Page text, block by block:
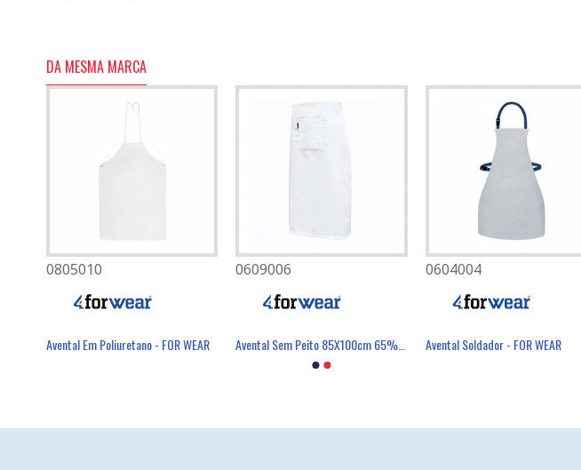
DA MESMA MARCA
0805010
Avental Em Poliuretano - FOR WEAR
0609006
Avental Sem Peito 85X100cm 65% Poliéster / 35% Algodão 200g/m² - FOR WEAR
0604004
Avental Soldador - FOR WEAR
0501080
Máscara Descartável FFP2 Com Válvula - FIELD
0701007
Luva Poliéster Revestimento Látex Preto - GLOVA
0501082